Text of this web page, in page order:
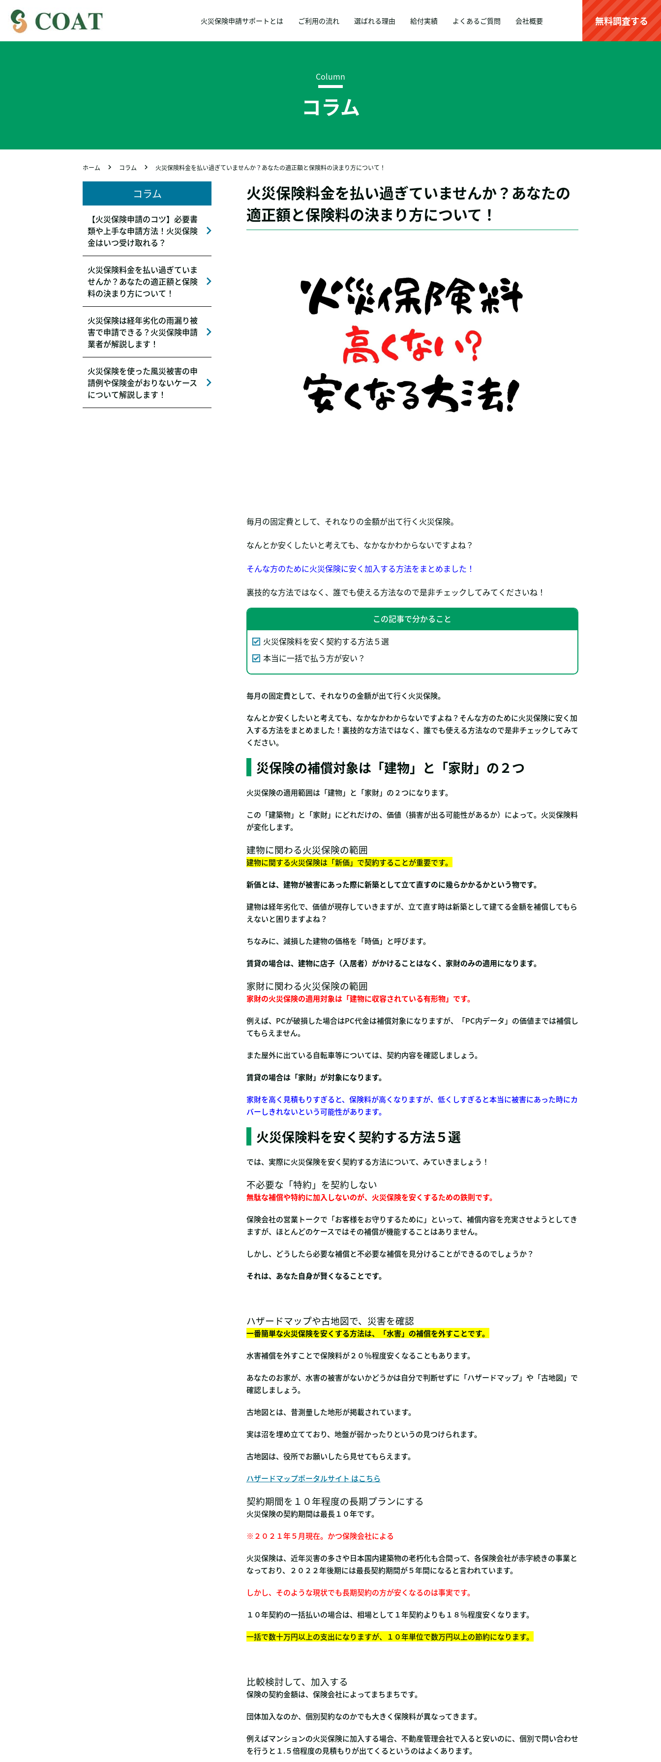
火災保険申請サポートとは ご利用の流れ 選ばれる理由 給付実績 よくあるご質問 会社概要 無料調査する
Column
コラム
ホーム コラム 火災保険料金を払い過ぎていませんか？あなたの適正額と保険料の決まり方について！
コラム
【火災保険申請のコツ】必要書
類や上手な申請方法！火災保険
金はいつ受け取れる？
火災保険料金を払い過ぎていま
せんか？あなたの適正額と保険
料の決まり方について！
火災保険は経年劣化の雨漏り被
害で申請できる？火災保険申請
業者が解説します！
火災保険を使った風災被害の申
請例や保険金がおりないケース
について解説します！
火災保険料金を払い過ぎていませんか？あなたの
適正額と保険料の決まり方について！
毎月の固定費として、それなりの金額が出て行く火災保険。
なんとか安くしたいと考えても、なかなかわからないですよね？
そんな方のために火災保険に安く加入する方法をまとめました！
裏技的な方法ではなく、誰でも使える方法なので是非チェックしてみてくださいね！
この記事で分かること
火災保険料を安く契約する方法５選
本当に一括で払う方が安い？
毎月の固定費として、それなりの金額が出て行く火災保険。
なんとか安くしたいと考えても、なかなかわからないですよね？そんな方のために火災保険に安く加
入する方法をまとめました！裏技的な方法ではなく、誰でも使える方法なので是非チェックしてみて
ください。
災保険の補償対象は「建物」と「家財」の２つ
火災保険の適用範囲は「建物」と「家財」の２つになります。
この「建築物」と「家財」にどれだけの、価値（損害が出る可能性があるか）によって。火災保険料
が変化します。
建物に関わる火災保険の範囲
建物に関する火災保険は「新価」で契約することが重要です。
新価とは、建物が被害にあった際に新築として立て直すのに幾らかかるかという物です。
建物は経年劣化で、価値が現存していきますが、立て直す時は新築として建てる金額を補償してもら
えないと困りますよね？
ちなみに、減損した建物の価格を「時価」と呼びます。
賃貸の場合は、建物に店子（入居者）がかけることはなく、家財のみの適用になります。
家財に関わる火災保険の範囲
家財の火災保険の適用対象は「建物に収容されている有形物」です。
例えば、PCが破損した場合はPC代金は補償対象になりますが、「PC内データ」の価値までは補償し
てもらえません。
また屋外に出ている自転車等については、契約内容を確認しましょう。
賃貸の場合は「家財」が対象になります。
家財を高く見積もりすぎると、保険料が高くなりますが、低くしすぎると本当に被害にあった時にカ
バーしきれないという可能性があります。
火災保険料を安く契約する方法５選
では、実際に火災保険を安く契約する方法について、みていきましょう！
不必要な「特約」を契約しない
無駄な補償や特約に加入しないのが、火災保険を安くするための鉄則です。
保険会社の営業トークで「お客様をお守りするために」といって、補償内容を充実させようとしてき
ますが、ほとんどのケースではその補償が機能することはありません。
しかし、どうしたら必要な補償と不必要な補償を見分けることができるのでしょうか？
それは、あなた自身が賢くなることです。
ハザードマップや古地図で、災害を確認
一番簡単な火災保険を安くする方法は、「水害」の補償を外すことです。
水害補償を外すことで保険料が２０％程度安くなることもあります。
あなたのお家が、水害の被害がないかどうかは自分で判断せずに「ハザードマップ」や「古地図」で
確認しましょう。
古地図とは、昔測量した地形が掲載されています。
実は沼を埋め立てており、地盤が弱かったりというの見つけられます。
古地図は、役所でお願いしたら見せてもらえます。
ハザードマップポータルサイト はこちら
契約期間を１０年程度の長期プランにする
火災保険の契約期間は最長１０年です。
※２０２１年５月現在。かつ保険会社による
火災保険は、近年災害の多さや日本国内建築物の老朽化も合間って、各保険会社が赤字続きの事業と
なっており、２０２２年後期には最長契約期間が５年間になると言われています。
しかし、そのような現状でも長期契約の方が安くなるのは事実です。
１０年契約の一括払いの場合は、相場として１年契約よりも１８％程度安くなります。
一括で数十万円以上の支出になりますが、１０年単位で数万円以上の節約になります。
比較検討して、加入する
保険の契約金額は、保険会社によってまちまちです。
団体加入なのか、個別契約なのかでも大きく保険料が異なってきます。
例えばマンションの火災保険に加入する場合、不動産管理会社で入ると安いのに、個別で問い合わせ
を行うと１.５倍程度の見積もりが出てくるというのはよくあります。